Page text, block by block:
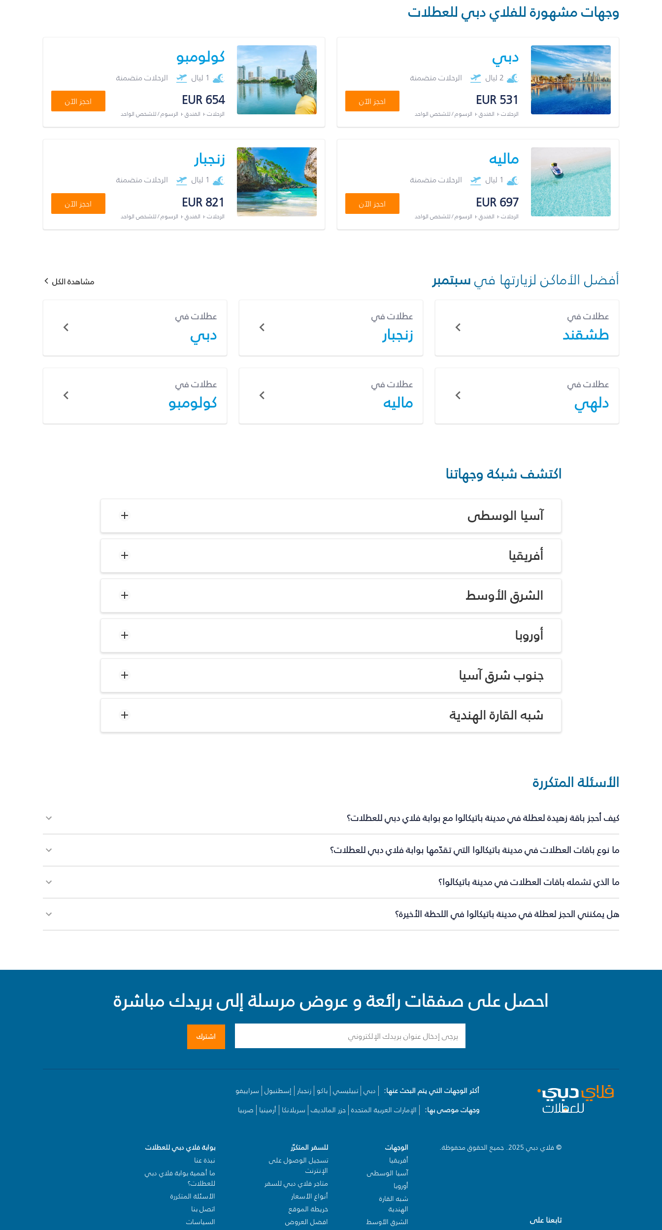
وجهات مشهورة للفلاي دبي للعطلات
دبي
2 ليال الرحلات متضمنة
EUR 531
الرحلات + الفندق + الرسوم / للشخص الواحد
احجز الآن
كولومبو
1 ليال الرحلات متضمنة
EUR 654
الرحلات + الفندق + الرسوم / للشخص الواحد
احجز الآن
ماليه
1 ليال الرحلات متضمنة
EUR 697
الرحلات + الفندق + الرسوم / للشخص الواحد
احجز الآن
زنجبار
1 ليال الرحلات متضمنة
EUR 821
الرحلات + الفندق + الرسوم / للشخص الواحد
احجز الآن
أفضل الأماكن لزيارتها فيسبتمبر مشاهدة الكل
عطلات في
طشقند
عطلات في
زنجبار
عطلات في
دبي
عطلات في
دلهي
عطلات في
ماليه
عطلات في
كولومبو
اكتشف شبكة وجهاتنا
آسيا الوسطى
أفريقيا
الشرق الأوسط
أوروبا
جنوب شرق آسيا
شبه القارة الهندية
الأسئلة المتكررة
كيف أحجز باقة زهيدة لعطلة في مدينة باتيكالوا مع بوابة فلاي دبي للعطلات؟
ما نوع باقات العطلات في مدينة باتيكالوا التي تقدّمها بوابة فلاي دبي للعطلات؟
ما الذي تشمله باقات العطلات في مدينة باتيكالوا؟
هل يمكنني الحجز لعطلة في مدينة باتيكالوا في اللحظة الأخيرة؟
احصل على صفقات رائعة و عروض مرسلة إلى بريدك مباشرة
اشترك
أكثر الوجهات التي يتم البحث عنها: دبي تبيليسي باكو زنجبار إسطنبول سراييفو
وجهات موصى بها:
الإمارات العربية المتحدة جزر المالديف سريلانكا أرمينيا صربيا
© فلاي دبي 2025. جميع الحقوق محفوظة.
تابعنا على
الوجهات
أفريقيا
آسيا الوسطى
أوروبا
شبه القارة
الهندية
الشرق الأوسط
للسفر المتكرّر
تسجيل الوصول على
الإنترنت
متاجر فلاي دبي للسفر
أنواع الأسعار
خريطة الموقع
افضل العروض
بوابة فلاي دبي للعطلات
نبذة عنا
ما أهمية بوابة فلاي دبي
للعطلات؟
الأسئلة المتكررة
اتصل بنا
السياسات